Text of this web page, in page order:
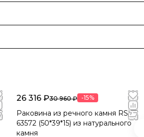
26 316 ₽30 960 ₽ -15%
Раковина из речного камня RS-
63572 (50*39*15) из натурального
камня